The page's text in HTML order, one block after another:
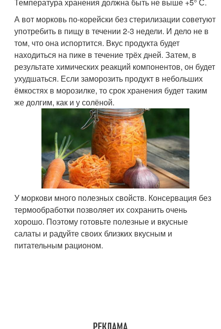
А вот морковь по-корейски без стерилизации советуют
употребить в пищу в течении 2-3 недели. И дело не в
том, что она испортится. Вкус продукта будет
находиться на пике в течение трёх дней. Затем, в
результате химических реакций компонентов, он будет
ухудшаться. Если заморозить продукт в небольших
ёмкостях в морозилке, то срок хранения будет таким
же долгим, как и у солёной.
У моркови много полезных свойств. Консервация без
термообработки позволяет их сохранить очень
хорошо. Поэтому готовьте полезные и вкусные
салаты и радуйте своих близких вкусным и
питательным рационом.